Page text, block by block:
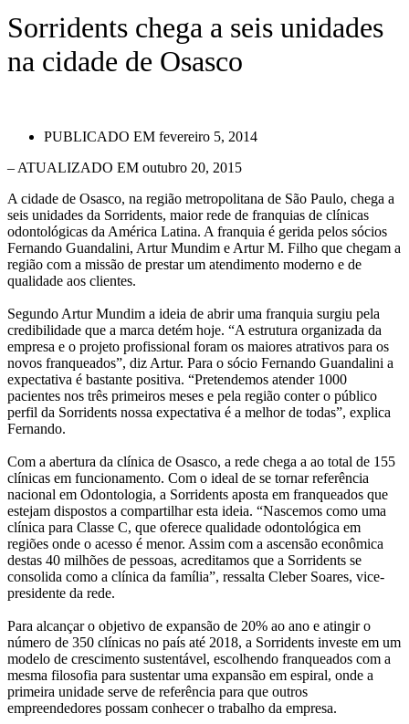
Sorridents chega a seis unidades
na cidade de Osasco
PUBLICADO EM fevereiro 5, 2014
– ATUALIZADO EM outubro 20, 2015
A cidade de Osasco, na região metropolitana de São Paulo, chega a
seis unidades da Sorridents, maior rede de franquias de clínicas
odontológicas da América Latina. A franquia é gerida pelos sócios
Fernando Guandalini, Artur Mundim e Artur M. Filho que chegam a
região com a missão de prestar um atendimento moderno e de
qualidade aos clientes.
Segundo Artur Mundim a ideia de abrir uma franquia surgiu pela
credibilidade que a marca detém hoje. “A estrutura organizada da
empresa e o projeto profissional foram os maiores atrativos para os
novos franqueados”, diz Artur. Para o sócio Fernando Guandalini a
expectativa é bastante positiva. “Pretendemos atender 1000
pacientes nos três primeiros meses e pela região conter o público
perfil da Sorridents nossa expectativa é a melhor de todas”, explica
Fernando.
Com a abertura da clínica de Osasco, a rede chega a ao total de 155
clínicas em funcionamento. Com o ideal de se tornar referência
nacional em Odontologia, a Sorridents aposta em franqueados que
estejam dispostos a compartilhar esta ideia. “Nascemos como uma
clínica para Classe C, que oferece qualidade odontológica em
regiões onde o acesso é menor. Assim com a ascensão econômica
destas 40 milhões de pessoas, acreditamos que a Sorridents se
consolida como a clínica da família”, ressalta Cleber Soares, vice-
presidente da rede.
Para alcançar o objetivo de expansão de 20% ao ano e atingir o
número de 350 clínicas no país até 2018, a Sorridents investe em um
modelo de crescimento sustentável, escolhendo franqueados com a
mesma filosofia para sustentar uma expansão em espiral, onde a
primeira unidade serve de referência para que outros
empreendedores possam conhecer o trabalho da empresa.